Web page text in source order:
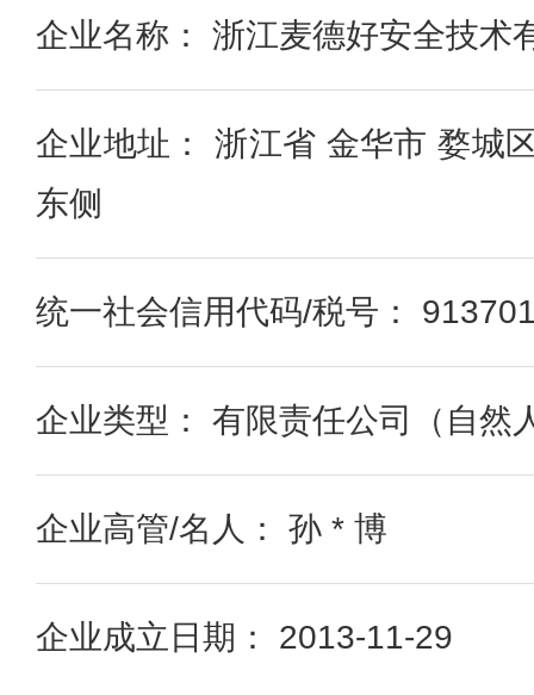
企业名称： 浙江麦德好安全技术
企业地址： 浙江省 金华市 婺城
东侧
统一社会信用代码/税号：
企业类型： 有限责任公司（自然
企业高管/名人： 孙 * 博
企业成立日期： 2013-11-29